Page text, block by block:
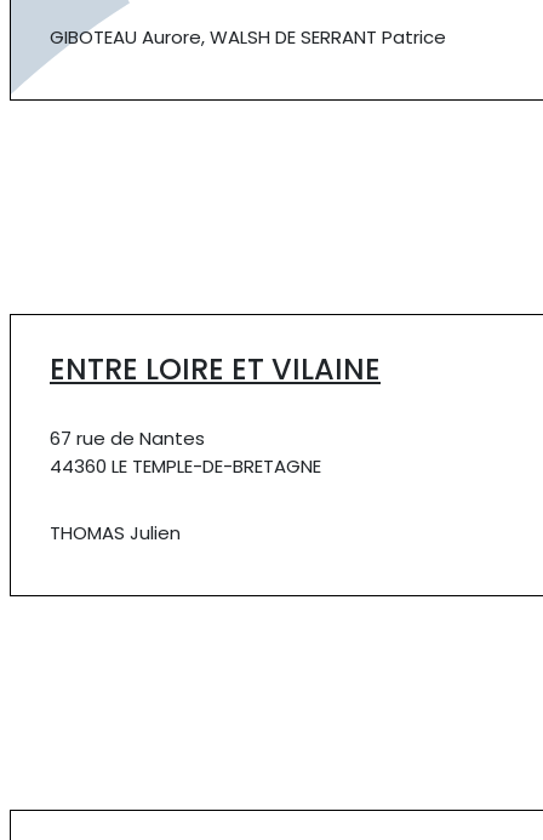
GIBOTEAU Aurore, WALSH DE SERRANT Patrice
ENTRE LOIRE ET VILAINE
67 rue de Nantes
44360 LE TEMPLE-DE-BRETAGNE
THOMAS Julien